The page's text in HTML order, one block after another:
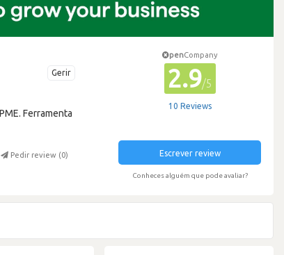
Gerir
Ferramenta
Pedir review (0)
penCompany
2.9/5
10 Reviews
Escrever review
Conheces alguém que pode avaliar?